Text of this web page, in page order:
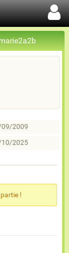
2009
2025
!